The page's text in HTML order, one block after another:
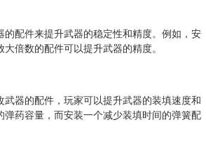
配件来提升武器的稳定性和精度。例如，安
倍数的配件可以提升武器的精度。
器的配件，玩家可以提升武器的装填速度和
药容量，而安装一个减少装填时间的弹簧配